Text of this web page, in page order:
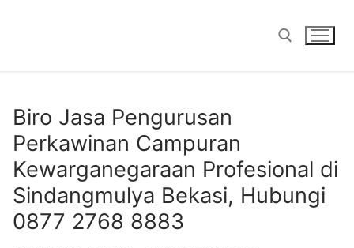
Biro Jasa Pengurusan
Perkawinan Campuran
Kewarganegaraan Profesional di
Sindangmulya Bekasi, Hubungi
0877 2768 8883